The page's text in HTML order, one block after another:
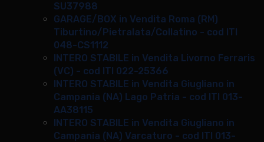
SU37988
GARAGE/BOX in Vendita Roma (RM)
Tiburtino/Pietralata/Collatino - cod ITI
048-CS1112
INTERO STABILE in Vendita Livorno Ferraris
(VC) - cod ITI 022-25366
INTERO STABILE in Vendita Giugliano in
Campania (NA) Lago Patria - cod ITI 013-
AA38115
INTERO STABILE in Vendita Giugliano in
Campania (NA) Varcaturo - cod ITI 013-